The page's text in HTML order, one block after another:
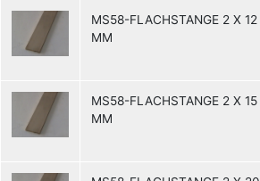
MS58-FLACHSTANGE 2 X 12
MM
MS58-FLACHSTANGE 2 X 15
MM